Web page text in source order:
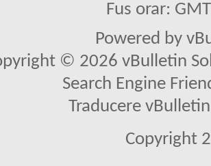
Fus orar:
Powered by
© 2026 vBulletin
Search Engine
Traducere
Copyright